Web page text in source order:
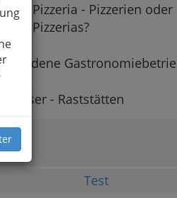
Pizzeria - Pizzerien oder
Pizzerias?
- Raststätten
Test